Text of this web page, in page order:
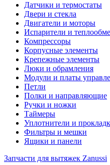
Датчики и термостаты
Двери и стекла
Двигатели и моторы
Испарители и
Компрессоры
Корпусные элементы
Крепежные элементы
Люки и обрамления
Модули и платы
Петли
Полки и направляющие
Ручки и ножки
Таймеры
Уплотнители и
Фильтры и мешки
Ящики и панели
Запчасти для вытяжек Zanussi